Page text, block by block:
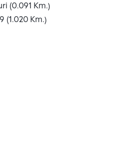
(0.091 Km.)
(1.020 Km.)